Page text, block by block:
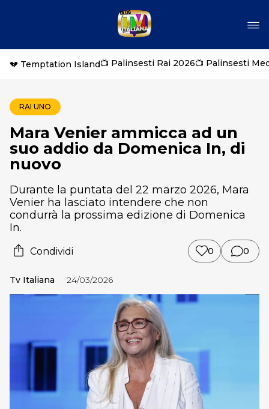
💔 Temptation Island📺 Palinsesti Rai 2026📺 Palinsesti
RAI UNO
Mara Venier ammicca ad un
suo addio da Domenica In, di
nuovo
Durante la puntata del 22 marzo 2026, Mara
Venier ha lasciato intendere che non
condurrà la prossima edizione di Domenica
In.
Condividi 0 0
Tv Italiana 24/03/2026